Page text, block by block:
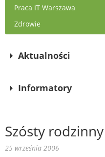
Praca IT Warszawa
Zdrowie
Aktualności
Informatory
Szósty rodzinny
25 września 2006